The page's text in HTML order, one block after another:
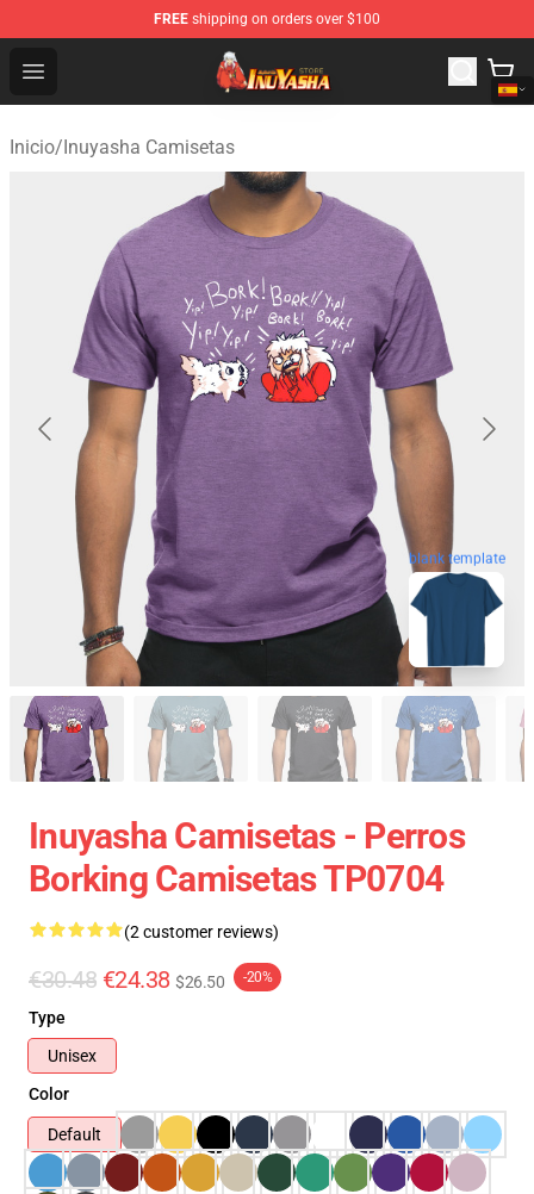
FREE shipping on orders over $100
Open menu
Inuyasha Store - Official Inuyasha Merchandise Shop
Inicio/Inuyasha Camisetas
blank template
Inuyasha Camisetas - Perros
Borking Camisetas TP0704
(2 customer reviews)
€30.48 €24.38 $26.50 -20%
Type
Unisex
Color
Default